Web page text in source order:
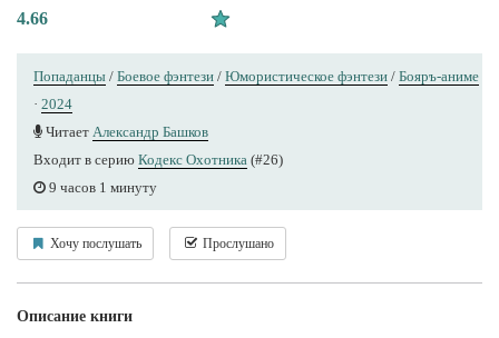
4.66
Попаданцы / Боевое фэнтези / Юмористическое фэнтези / Бояръ-аниме
· 2024
Читает Александр Башков
Входит в серию Кодекс Охотника (#26)
9 часов 1 минуту
Хочу послушать Прослушано
Описание книги